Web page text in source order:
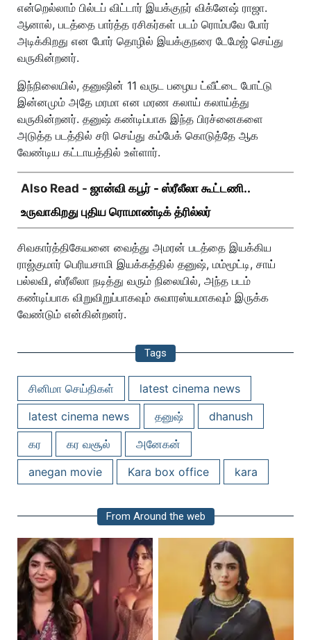
என்றெல்லாம் பில்டப் விட்டார் இயக்குநர் விக்னேஷ் ராஜா.
ஆனால், படத்தை பார்த்த ரசிகர்கள் படம் ரொம்பவே போர்
அடிக்கிறது என போர் தொழில் இயக்குநரை டேமேஜ் செய்து
வருகின்றனர்.
இந்நிலையில், தனுஷின் 11 வருட பழைய ட்வீட்டை போட்டு
இன்னமும் அதே மரமா என மரண கலாய் கலாய்த்து
வருகின்றனர். தனுஷ் கண்டிப்பாக இந்த பிரச்னைகளை
அடுத்த படத்தில் சரி செய்து கம்பேக் கொடுத்தே ஆக
வேண்டிய கட்டாயத்தில் உள்ளார்.
Also Read - ஜான்வி கபூர் - ஸ்ரீலீலா கூட்டணி..
உருவாகிறது புதிய ரொமாண்டிக் த்ரில்லர்
சிவகார்த்திகேயனை வைத்து அமரன் படத்தை இயக்கிய
ராஜ்குமார் பெரியசாமி இயக்கத்தில் தனுஷ், மம்மூட்டி, சாய்
பல்லவி, ஸ்ரீலீலா நடித்து வரும் நிலையில், அந்த படம்
கண்டிப்பாக விறுவிறுப்பாகவும் சுவாரஸ்யமாகவும் இருக்க
வேண்டும் என்கின்றனர்.
Tags
சினிமா செய்திகள்
latest cinema news
latest cinema news
தனுஷ்
dhanush
கர
கர வசூல்
அனேகன்
anegan movie
Kara box office kara
From Around the web